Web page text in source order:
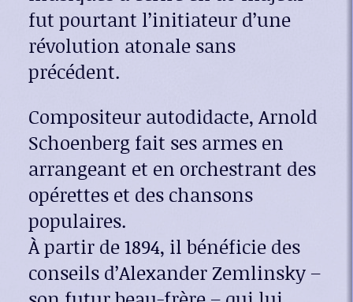
fut pourtant l’initiateur d’une
révolution atonale sans
précédent.
Compositeur autodidacte, Arnold
Schoenberg fait ses armes en
arrangeant et en orchestrant des
opérettes et des chansons
populaires.
À partir de 1894, il bénéficie des
conseils d’Alexander Zemlinsky –